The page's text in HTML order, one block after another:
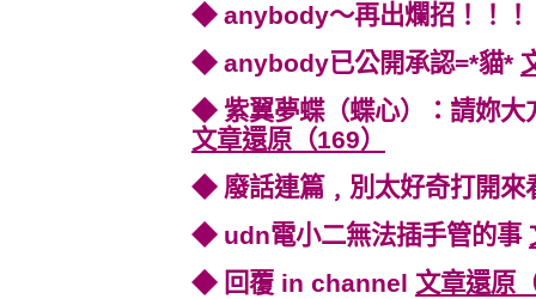
◆ anybody～再出爛招！！！
◆ anybody已公開承認=*貓*
◆ 紫翼夢蝶（蝶心）：請妳大
文章還原（169）
◆ 廢話連篇﹐別太好奇打開來
◆ udn電小二無法插手管的事
◆ 回覆 in channel 文章還原